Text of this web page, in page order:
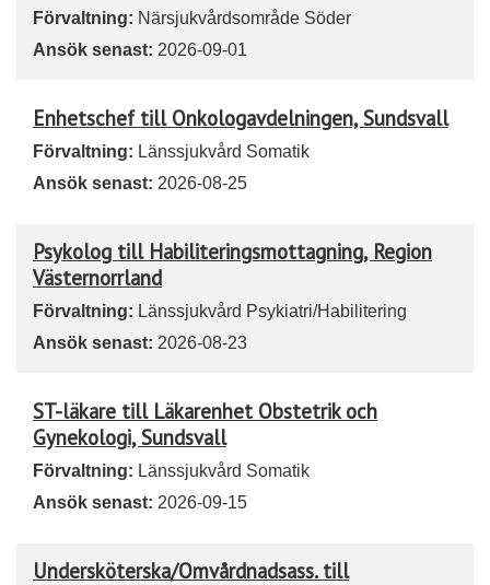
Förvaltning: Närsjukvårdsområde Söder
Ansök senast: 2026-09-01
Enhetschef till Onkologavdelningen, Sundsvall
Förvaltning: Länssjukvård Somatik
Ansök senast: 2026-08-25
Psykolog till Habiliteringsmottagning, Region
Västernorrland
Förvaltning: Länssjukvård Psykiatri/Habilitering
Ansök senast: 2026-08-23
ST-läkare till Läkarenhet Obstetrik och
Gynekologi, Sundsvall
Förvaltning: Länssjukvård Somatik
Ansök senast: 2026-09-15
Undersköterska/Omvårdnadsass. till